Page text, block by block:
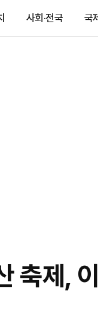
사회·전국 국제
축제,